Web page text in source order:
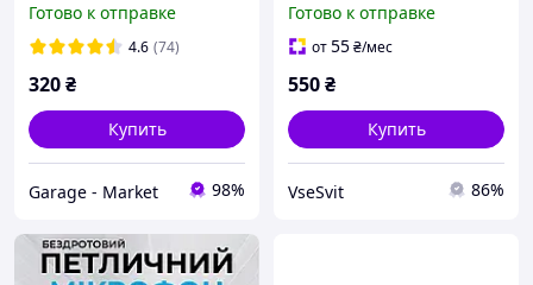
Петличка /
Универсальный
Готово к отправке
4.6 (74)
320₴
Купить
Garage - Market 98%
разъем Type-C,
встроенный аккумулятор
Готово к отправке
от55₴/мес
550₴
Купить
VseSvit 86%